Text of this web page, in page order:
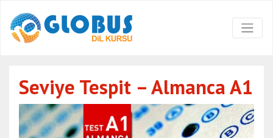
Seviye Tespit – Almanca A1